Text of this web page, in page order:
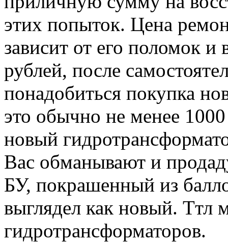
этих попыток. Цена
зависит от его поломок и
рублей, после
понадобиться покупка
это обычно не менее
новый
Вас обманывают и
БУ, покрашенный из
выглядел как новый. Ттл
гидротрансформаторов.